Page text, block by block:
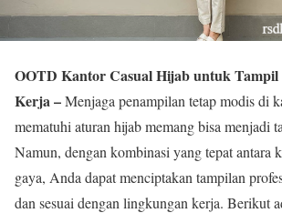
OOTD Kantor Casual Hijab untuk
Kerja –Menjaga penampilan tetap modis di
mematuhi aturan hijab memang bisa menjadi
Namun, dengan kombinasi yang tepat antara
gaya, Anda dapat menciptakan tampilan
dan sesuai dengan lingkungan kerja. Berikut